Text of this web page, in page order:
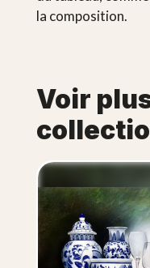
la composition.
Voir